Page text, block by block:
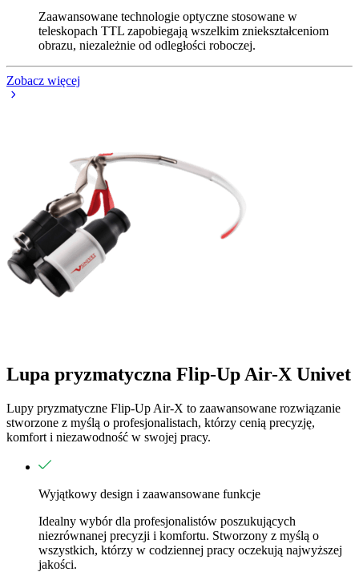
Zaawansowane technologie optyczne stosowane w
teleskopach TTL zapobiegają wszelkim zniekształceniom
obrazu, niezależnie od odległości roboczej.
Zobacz więcej
Lupa pryzmatyczna Flip-Up Air-X Univet
Lupy pryzmatyczne Flip-Up Air-X to zaawansowane rozwiązanie
stworzone z myślą o profesjonalistach, którzy cenią precyzję,
komfort i niezawodność w swojej pracy.
Wyjątkowy design i zaawansowane funkcje
Idealny wybór dla profesjonalistów poszukujących
niezrównanej precyzji i komfortu. Stworzony z myślą o
wszystkich, którzy w codziennej pracy oczekują najwyższej
jakości.